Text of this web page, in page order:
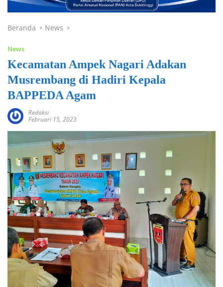
Beranda News
News
Kecamatan Ampek Nagari Adakan
Musrembang di Hadiri Kepala
BAPPEDA Agam
Redaksi
Februari 15, 2023